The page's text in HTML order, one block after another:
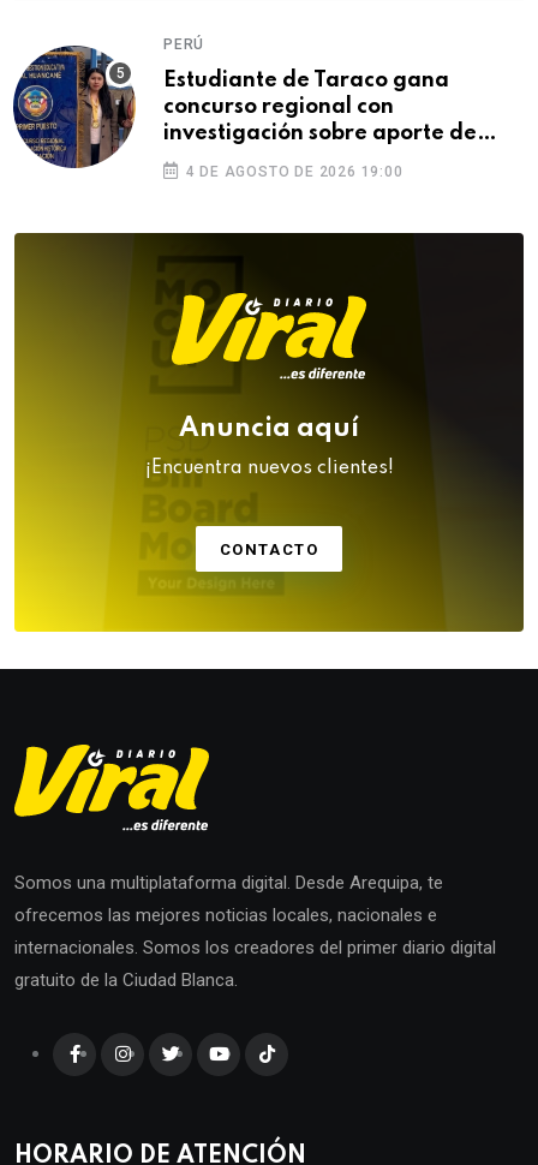
PERÚ
Estudiante de Taraco gana
concurso regional con
investigación sobre aporte de
Puno a la Independencia
4 DE AGOSTO DE 2026 19:00
Anuncia aquí
¡Encuentra nuevos clientes!
CONTACTO
Somos una multiplataforma digital. Desde Arequipa, te
ofrecemos las mejores noticias locales, nacionales e
internacionales. Somos los creadores del primer diario digital
gratuito de la Ciudad Blanca.
HORARIO DE ATENCIÓN